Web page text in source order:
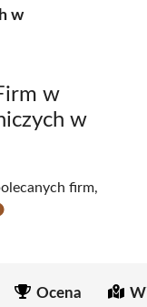
w
w
w
firm,
Ocena